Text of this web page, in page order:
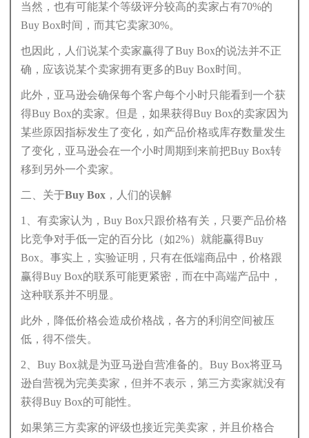
当然，也有可能某个等级评分较高的卖家占有70%的
Buy Box时间，而其它卖家30%。
也因此，人们说某个卖家赢得了Buy Box的说法并不正
确，应该说某个卖家拥有更多的Buy Box时间。
此外，亚马逊会确保每个客户每个小时只能看到一个获
得Buy Box的卖家。但是，如果获得Buy Box的卖家因为
某些原因指标发生了变化，如产品价格或库存数量发生
了变化，亚马逊会在一个小时周期到来前把Buy Box转
移到另外一个卖家。
二、关于Buy Box，人们的误解
1、有卖家认为，Buy Box只跟价格有关，只要产品价格
比竞争对手低一定的百分比（如2%）就能赢得Buy
Box。事实上，实验证明，只有在低端商品中，价格跟
赢得Buy Box的联系可能更紧密，而在中高端产品中，
这种联系并不明显。
此外，降低价格会造成价格战，各方的利润空间被压
低，得不偿失。
2、Buy Box就是为亚马逊自营准备的。Buy Box将亚马
逊自营视为完美卖家，但并不表示，第三方卖家就没有
获得Buy Box的可能性。
如果第三方卖家的评级也接近完美卖家，并且价格合